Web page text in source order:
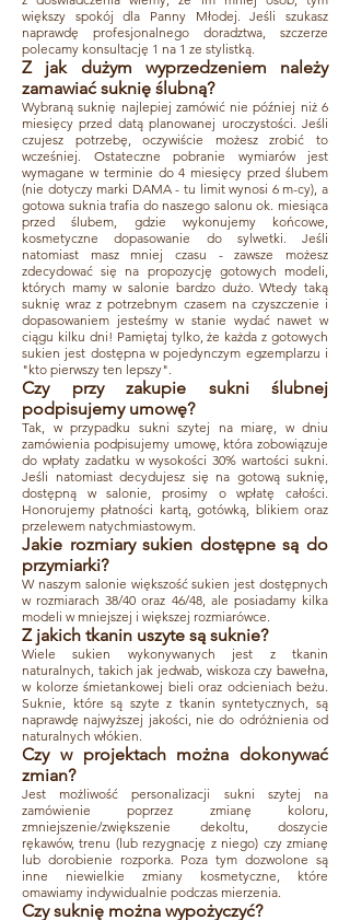
większy spokój dla Panny Młodej. Jeśli szukasz
naprawdę profesjonalnego doradztwa, szczerze
polecamy konsultację 1 na 1 ze stylistką.
Z jak dużym wyprzedzeniem należy
zamawiać suknię ślubną?
Wybraną suknię najlepiej zamówić nie później niż 6
miesięcy przed datą planowanej uroczystości. Jeśli
czujesz potrzebę, oczywiście możesz zrobić to
wcześniej. Ostateczne pobranie wymiarów jest
wymagane w terminie do 4 miesięcy przed ślubem
(nie dotyczy marki DAMA - tu limit wynosi 6 m-cy), a
gotowa suknia trafia do naszego salonu ok. miesiąca
przed ślubem, gdzie wykonujemy końcowe,
kosmetyczne dopasowanie do sylwetki. Jeśli
natomiast masz mniej czasu - zawsze możesz
zdecydować się na propozycję gotowych modeli,
których mamy w salonie bardzo dużo. Wtedy taką
suknię wraz z potrzebnym czasem na czyszczenie i
dopasowaniem jesteśmy w stanie wydać nawet w
ciągu kilku dni! Pamiętaj tylko, że każda z gotowych
sukien jest dostępna w pojedynczym egzemplarzu i
"kto pierwszy ten lepszy".
Czy przy zakupie sukni ślubnej
podpisujemy umowę?
Tak, w przypadku sukni szytej na miarę, w dniu
zamówienia podpisujemy umowę, która zobowiązuje
do wpłaty zadatku w wysokości 30% wartości sukni.
Jeśli natomiast decydujesz się na gotową suknię,
dostępną w salonie, prosimy o wpłatę całości.
Honorujemy płatności kartą, gotówką, blikiem oraz
przelewem natychmiastowym.​
Jakie rozmiary sukien dostępne są do
przymiarki?
W naszym salonie większość sukien jest dostępnych
w rozmiarach 38/40 oraz 46/48, ale posiadamy kilka
modeli w mniejszej i większej rozmiarówce.​
Z jakich tkanin uszyte są suknie?
Wiele sukien wykonywanych jest z tkanin
naturalnych, takich jak jedwab, wiskoza czy bawełna,
w kolorze śmietankowej bieli oraz odcieniach beżu.
Suknie, które są szyte z tkanin syntetycznych, są
naprawdę najwyższej jakości, nie do odróżnienia od
naturalnych włókien.
​Czy w projektach można dokonywać
zmian?
Jest możliwość personalizacji sukni szytej na
zamówienie poprzez zmianę koloru,
zmniejszenie/zwiększenie dekoltu, doszycie
rękawów, trenu (lub rezygnację z niego) czy zmianę
lub dorobienie rozporka. Poza tym dozwolone są
inne niewielkie zmiany kosmetyczne, które
omawiamy indywidualnie podczas mierzenia.
Czy suknię można wypożyczyć?